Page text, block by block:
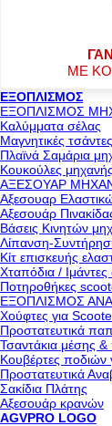
ΜΕ
ΕΞΟΠΛΙΣΜΟΣ
ΕΞΟΠΛΙΣΜΟΣ
Καλύμματα σέλας
Μαγνητικές
Πλαϊνά Σαμάρια
Κουκούλες μηχανής
ΑΞΕΣΟΥΑΡ
Αξεσουαρ
Αξεσουάρ
Βάσεις Κινητών
Λίπανση-
Κίτ επισκευής
Χταπόδια / Ιμάντες
Ποτηροθήκες
ΕΞΟΠΛΙΣΜΟΣ
Χούφτες για
Προστατευτικά
Τσαντάκια μέσης &
Κουβέρτες ποδιών
Προστατευτικά
Σακίδια Πλάτης
Αξεσουάρ κρανών
AGVPRO LOGO